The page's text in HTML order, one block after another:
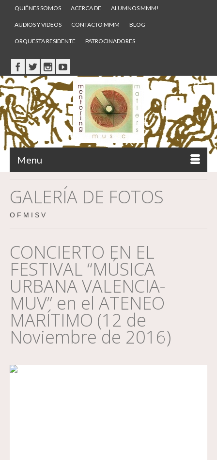
QUIÉNES SOMOS ACERCA DE ALUMNOS MMM!
AUDIOS Y VIDEOS CONTACTO MMM BLOG
ORQUESTA RESIDENTE PATROCINADORES
Menu
GALERÍA DE FOTOS
O F M I S V
CONCIERTO EN EL
FESTIVAL “MÚSICA
URBANA VALENCIA-
MUV” en el ATENEO
MARÍTIMO (12 de
Noviembre de 2016)